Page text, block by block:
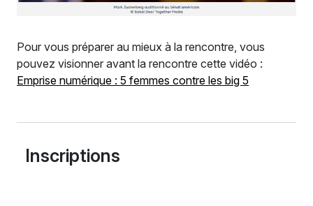
Pour vous préparer au mieux à la rencontre, vous
pouvez visionner avant la rencontre cette vidéo :
Emprise numérique : 5 femmes contre les big 5
Inscriptions